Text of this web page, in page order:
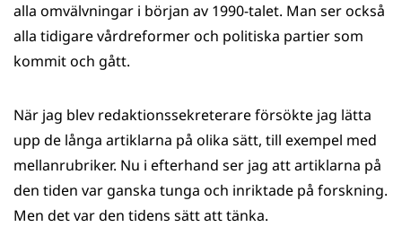
alla omvälvningar i början av 1990-talet. Man ser också
alla tidigare vårdreformer och politiska partier som
kommit och gått.
När jag blev redaktionssekreterare försökte jag lätta
upp de långa artiklarna på olika sätt, till exempel med
mellanrubriker. Nu i efterhand ser jag att artiklarna på
den tiden var ganska tunga och inriktade på forskning.
Men det var den tidens sätt att tänka.